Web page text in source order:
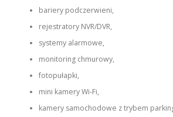
bariery podczerwieni,
rejestratory NVR/DVR,
systemy alarmowe,
monitoring chmurowy,
fotopułapki,
mini kamery Wi‑Fi,
kamery samochodowe z trybem